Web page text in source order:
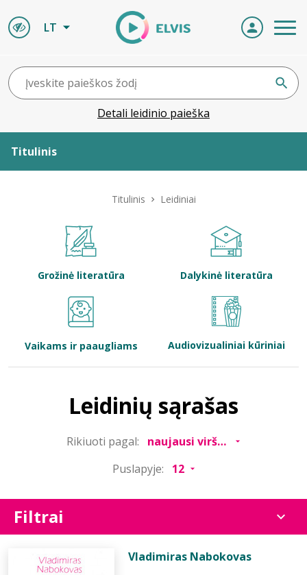
LT
Detali leidinio paieška
Titulinis
Bibliotekoms
Titulinis Leidiniai
Grožinė literatūra Dalykinė literatūra
Vaikams ir paaugliams Audiovizualiniai kūriniai
Leidinių sąrašas
Rikiuoti pagal:
Puslapyje:
Filtrai
Vladimiras Nabokovas